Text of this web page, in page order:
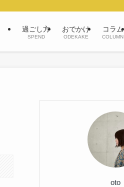
過ごし方
SPEND
おでかけ
ODEKAKE
コラム
COLUMN
oto